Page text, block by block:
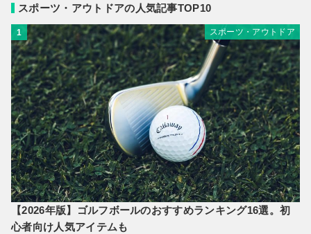
スポーツ・アウトドアの人気記事TOP10
1 スポーツ・アウトドア
【2026年版】ゴルフボールのおすすめランキング16選。初
心者向け人気アイテムも